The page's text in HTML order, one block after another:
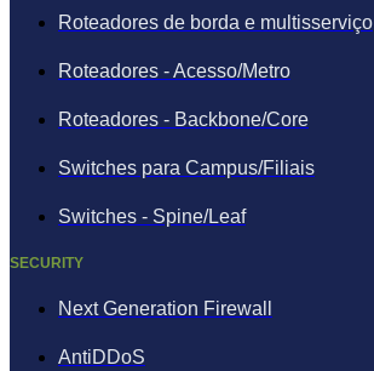
Roteadores de borda e multisserviço
Roteadores - Acesso/Metro
Roteadores - Backbone/Core
Switches para Campus/Filiais
Switches - Spine/Leaf
SECURITY
Next Generation Firewall
AntiDDoS